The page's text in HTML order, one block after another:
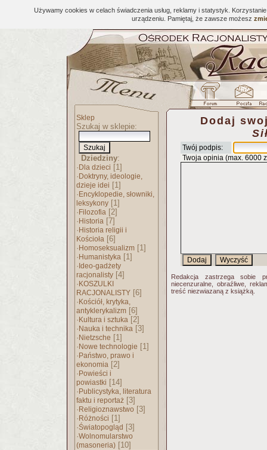
Używamy cookies w celach świadczenia usług, reklamy i statystyk.
urządzeniu. Pamiętaj, że zawsze możesz
Sklep
Szukaj w sklepie:
Dziedziny:
· Dla dzieci [1]
· Doktryny, ideologie,
dzieje idei [1]
· Encyklopedie, słowniki,
leksykony [1]
· Filozofia [2]
· Historia [7]
· Historia religii i
Kościoła [6]
· Homoseksualizm [1]
· Humanistyka [1]
· Ideo-gadżety
racjonalisty [4]
· KOSZULKI
RACJONALISTY [6]
· Kościół, krytyka,
antyklerykalizm [6]
· Kultura i sztuka [2]
· Nauka i technika [3]
· Nietzsche [1]
· Nowe technologie [1]
· Państwo, prawo i
ekonomia [2]
· Powieści i
powiastki [14]
· Publicystyka, literatura
faktu i reportaż [3]
· Religioznawstwo [3]
· Różności [1]
·Światopogląd [3]
·Wolnomularstwo
(masoneria) [10]
Dodaj
Twój podpis:
Twoja opinia (max. 6000
Redakcja zastrzega sobie
niecenzuralne, obraźliwe,
treść niezwiazaną z książką.